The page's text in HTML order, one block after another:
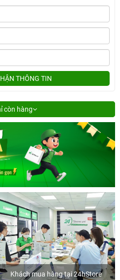
THÔNG TIN
còn hàng
24hStore Ca sĩ/